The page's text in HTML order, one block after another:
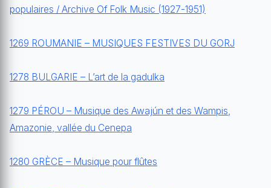
populaires / Archive Of Folk Music (1927-1951)
1269 ROUMANIE – MUSIQUES FESTIVES DU GORJ
1278 BULGARIE – L’art de la gadulka
1279 PÉROU – Musique des Awajún et des Wampis,
Amazonie, vallée du Cenepa
1280 GRÈCE – Musique pour flûtes